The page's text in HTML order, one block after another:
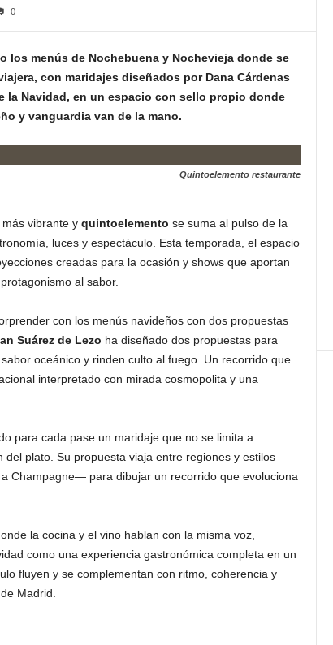
0
los menús de Nochebuena y Nochevieja donde se
con maridajes diseñados por Dana Cárdenas
la Navidad, en un espacio con sello propio donde
y vanguardia van de la mano.
Quintoelemento restaurante
vibrante y quintoelemento se suma al pulso de la
luces y espectáculo. Esta temporada, el espacio
creadas para la ocasión y shows que aportan
al sabor.
con los menús navideños con dos propuestas
Suárez de Lezo ha diseñado dos propuestas para
oceánico y rinden culto al fuego. Un recorrido que
interpretado con mirada cosmopolita y una
para cada pase un maridaje que no se limita a
del plato. Su propuesta viaja entre regiones y estilos —
Champagne— para dibujar un recorrido que evoluciona
la cocina y el vino hablan con la misma voz,
como una experiencia gastronómica completa en un
fluyen y se complementan con ritmo, coherencia y
Madrid.